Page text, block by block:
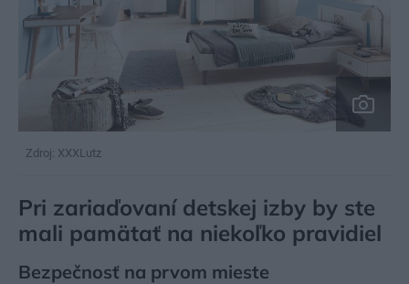
Zdroj: XXXLutz
Pri zariaďovaní detskej izby by ste
mali pamätať na niekoľko pravidiel
Bezpečnosť na prvom mieste